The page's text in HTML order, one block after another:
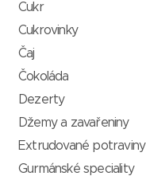
Cukr
Cukrovinky
Čaj
Čokoláda
Dezerty
Džemy a zavařeniny
Extrudované potraviny
Gurmánské speciality